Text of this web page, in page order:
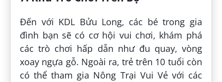
Đến với KDL Bửu Long, các bé trong gia
đình bạn sẽ có cơ hội vui chơi, khám phá
các trò chơi hấp dẫn như đu quay, vòng
xoay ngựa gỗ. Ngoài ra, trẻ trên 10 tuổi còn
có thể tham gia Nông Trại Vui Vẻ với các